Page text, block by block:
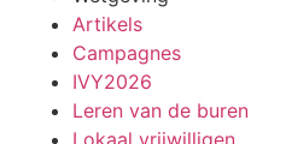
Artikels
Campagnes
IVY2026
Leren van de buren
Lokaal vrijwilligen